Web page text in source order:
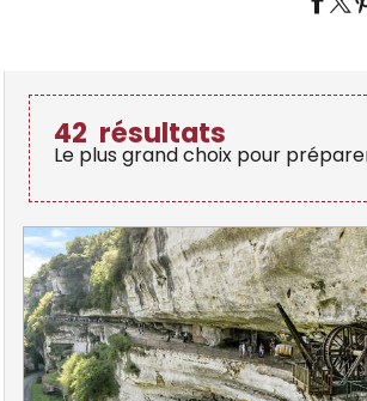
42 résultats
Le plus grand choix pour